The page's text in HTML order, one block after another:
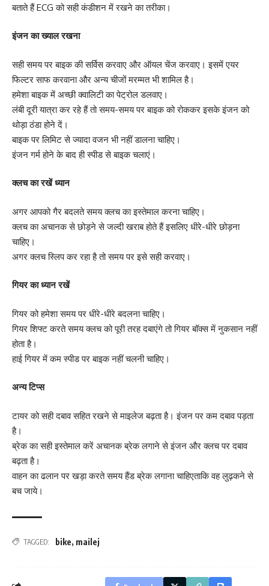
बताते हैं ECG को सही कंडीशन में रखने का तरीका।
इंजन का ख्याल रखना
सही समय पर बाइक की सर्विस करवाए और ऑयल चेंज करवाए। इसमें एयर
फिल्टर साफ करवाना और अन्य चीजों मरम्मत भी शामिल है।
हमेशा बाइक में अच्छी क्वालिटी का पेट्रोल डलवाए।
लंबी दूरी यात्रा कर रहे हैं तो समय-समय पर बाइक को रोककर इसके इंजन को
थोड़ा ठंडा होने दें।
बाइक पर लिमिट से ज्यादा वजन भी नहीं डालना चाहिए।
इंजन गर्म होने के बाद ही स्पीड से बाइक चलाएं।
क्लच का रखें ध्यान
अगर आपको गैर बदलते समय क्लच का इस्तेमाल करना चाहिए।
क्लच का अचानक से छोड़ने से जल्दी खराब होते हैं इसलिए धीरे-धीरे छोड़ना
चाहिए।
अगर क्लच स्लिप कर रहा है तो समय पर इसे सही करवाए।
गियर का ध्यान रखें
गियर को हमेशा समय पर धीरे-धीरे बदलना चाहिए।
गियर शिफ्ट करते समय क्लच को पूरी तरह दबाएंगे तो गियर बॉक्स में नुकसान नहीं
होता है।
हाई गियर में कम स्पीड पर बाइक नहीं चलनी चाहिए।
अन्य टिप्स
टायर को सही दबाव सहित रखने से माइलेज बढ़ता है। इंजन पर कम दबाव पड़ता
है।
ब्रेक का सही इस्तेमाल करें अचानक ब्रेक लगाने से इंजन और क्लच पर दबाव
बढ़ता है।
वाहन का ढलान पर खड़ा करते समय हैंड ब्रेक लगाना चाहिएताकि वह लुढ़कने से
बच जाये।
TAGGED: bike, mailej